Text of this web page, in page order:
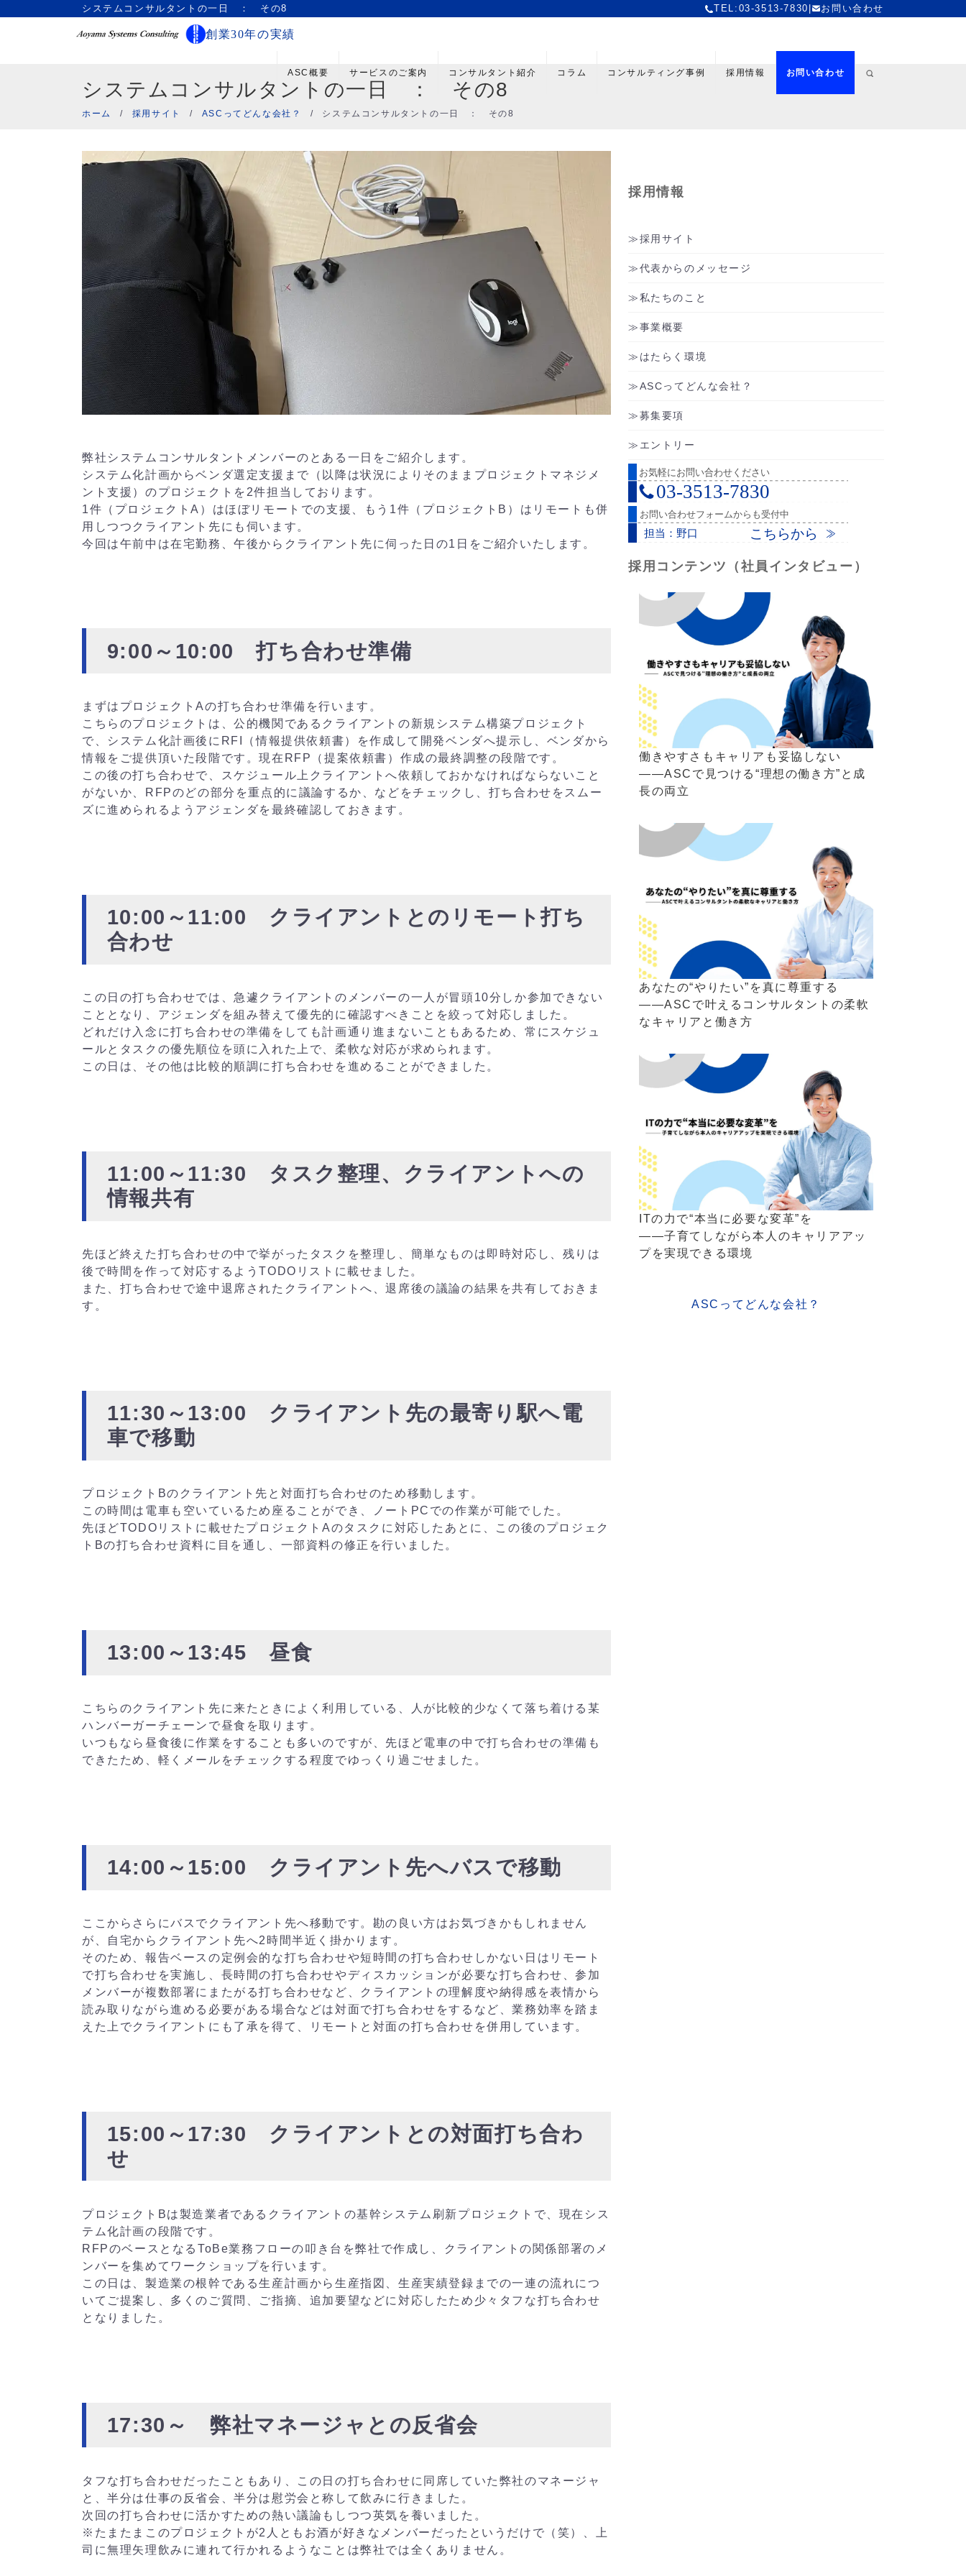
システムコンサルタントの一日 ： その8 TEL:03-3513-7830 お問い合わせ
創業30年の実績
ASC概要 サービスのご案内 コンサルタント紹介 コラム コンサルティング事例 採用情報 お問い合わせ
システムコンサルタントの一日 ： その8
ホーム / 採用サイト / ASCってどんな会社？ / システムコンサルタントの一日 ： その8
弊社システムコンサルタントメンバーのとある一日をご紹介します。
システム化計画からベンダ選定支援まで（以降は状況によりそのままプロジェクトマネジメ
ント支援）のプロジェクトを2件担当しております。
1件（プロジェクトA）はほぼリモートでの支援、もう1件（プロジェクトB）はリモートも併
用しつつクライアント先にも伺います。
今回は午前中は在宅勤務、午後からクライアント先に伺った日の1日をご紹介いたします。
9:00～10:00 打ち合わせ準備
まずはプロジェクトAの打ち合わせ準備を行います。
こちらのプロジェクトは、公的機関であるクライアントの新規システム構築プロジェクト
で、システム化計画後にRFI（情報提供依頼書）を作成して開発ベンダへ提示し、ベンダから
情報をご提供頂いた段階です。現在RFP（提案依頼書）作成の最終調整の段階です。
この後の打ち合わせで、スケジュール上クライアントへ依頼しておかなければならないこと
がないか、RFPのどの部分を重点的に議論するか、などをチェックし、打ち合わせをスムー
ズに進められるようアジェンダを最終確認しておきます。
10:00～11:00 クライアントとのリモート打ち
合わせ
この日の打ち合わせでは、急遽クライアントのメンバーの一人が冒頭10分しか参加できない
こととなり、アジェンダを組み替えて優先的に確認すべきことを絞って対応しました。
どれだけ入念に打ち合わせの準備をしても計画通り進まないこともあるため、常にスケジュ
ールとタスクの優先順位を頭に入れた上で、柔軟な対応が求められます。
この日は、その他は比較的順調に打ち合わせを進めることができました。
11:00～11:30 タスク整理、クライアントへの
情報共有
先ほど終えた打ち合わせの中で挙がったタスクを整理し、簡単なものは即時対応し、残りは
後で時間を作って対応するようTODOリストに載せました。
また、打ち合わせで途中退席されたクライアントへ、退席後の議論の結果を共有しておきま
す。
11:30～13:00 クライアント先の最寄り駅へ電
車で移動
プロジェクトBのクライアント先と対面打ち合わせのため移動します。
この時間は電車も空いているため座ることができ、ノートPCでの作業が可能でした。
先ほどTODOリストに載せたプロジェクトAのタスクに対応したあとに、この後のプロジェク
トBの打ち合わせ資料に目を通し、一部資料の修正を行いました。
13:00～13:45 昼食
こちらのクライアント先に来たときによく利用している、人が比較的少なくて落ち着ける某
ハンバーガーチェーンで昼食を取ります。
いつもなら昼食後に作業をすることも多いのですが、先ほど電車の中で打ち合わせの準備も
できたため、軽くメールをチェックする程度でゆっくり過ごせました。
14:00～15:00 クライアント先へバスで移動
ここからさらにバスでクライアント先へ移動です。勘の良い方はお気づきかもしれません
が、自宅からクライアント先へ2時間半近く掛かります。
そのため、報告ベースの定例会的な打ち合わせや短時間の打ち合わせしかない日はリモート
で打ち合わせを実施し、長時間の打ち合わせやディスカッションが必要な打ち合わせ、参加
メンバーが複数部署にまたがる打ち合わせなど、クライアントの理解度や納得感を表情から
読み取りながら進める必要がある場合などは対面で打ち合わせをするなど、業務効率を踏ま
えた上でクライアントにも了承を得て、リモートと対面の打ち合わせを併用しています。
15:00～17:30 クライアントとの対面打ち合わ
せ
プロジェクトBは製造業者であるクライアントの基幹システム刷新プロジェクトで、現在シス
テム化計画の段階です。
RFPのベースとなるToBe業務フローの叩き台を弊社で作成し、クライアントの関係部署のメ
ンバーを集めてワークショップを行います。
この日は、製造業の根幹である生産計画から生産指図、生産実績登録までの一連の流れにつ
いてご提案し、多くのご質問、ご指摘、追加要望などに対応したため少々タフな打ち合わせ
となりました。
17:30～ 弊社マネージャとの反省会
タフな打ち合わせだったこともあり、この日の打ち合わせに同席していた弊社のマネージャ
と、半分は仕事の反省会、半分は慰労会と称して飲みに行きました。
次回の打ち合わせに活かすための熱い議論もしつつ英気を養いました。
※たまたまこのプロジェクトが2人ともお酒が好きなメンバーだったというだけで（笑）、上
司に無理矢理飲みに連れて行かれるようなことは弊社では全くありません。
採用情報
採用サイト
代表からのメッセージ
私たちのこと
事業概要
はたらく環境
ASCってどんな会社？
募集要項
エントリー
採用コンテンツ（社員インタビュー）
働きやすさもキャリアも妥協しない
――ASCで見つける“理想の働き方”と成
長の両立
あなたの“やりたい”を真に尊重する
――ASCで叶えるコンサルタントの柔軟
なキャリアと働き方
ITの力で“本当に必要な変革”を
――子育てしながら本人のキャリアアッ
プを実現できる環境
ASCってどんな会社？